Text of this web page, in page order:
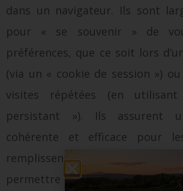
dans un navigateur. Ils sont
pour « se souvenir » de
préférences, que ce soit lors
(via un « cookie de session »)
visites répétées (en
persistant »). Ils assurent
cohérente et efficace pour
remplissent des fonctions
permettre aux Utilisateurs de